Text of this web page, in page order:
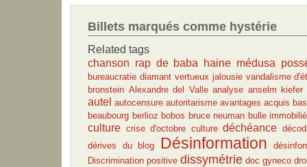
Billets marqués comme hystérie
Related tags
chanson rap de baba haine médusa
bureaucratie diamant vertueux jalousie vandalisme
bronstein Alexandre del Valle analyse anselm kiefer
autel autocensure autoritarisme avantages acquis
beaubourg berlioz bobos bruce neuman bulle
culture crise d'octobre culture déchéance
dérives du blog
Désinformation
Discrimination positive dissymétrie doc gyneco